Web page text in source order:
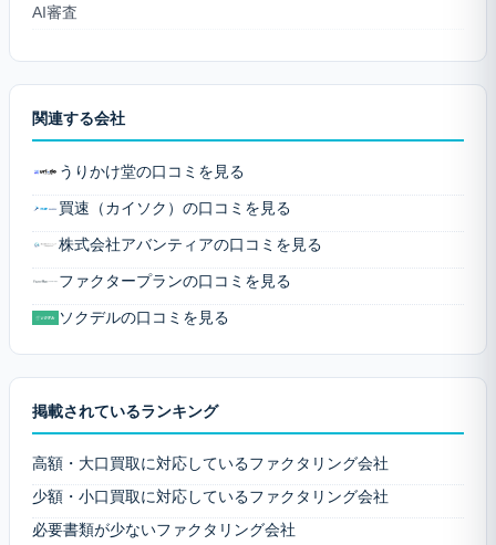
AI審査
関連する会社
うりかけ堂の口コミを見る
買速（カイソク）の口コミを見る
株式会社アバンティアの口コミを見る
ファクタープランの口コミを見る
ソクデルの口コミを見る
掲載されているランキング
高額・大口買取に対応しているファクタリング会社
少額・小口買取に対応しているファクタリング会社
必要書類が少ないファクタリング会社